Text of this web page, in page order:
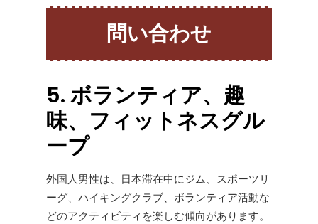
問い合わせ
5. ボランティア、趣
味、フィットネスグル
ープ
外国人男性は、日本滞在中にジム、スポーツリ
ーグ、ハイキングクラブ、ボランティア活動な
どのアクティビティを楽しむ傾向があります。